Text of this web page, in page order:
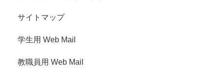
サイトマップ
学生用 Web Mail
教職員用 Web Mail